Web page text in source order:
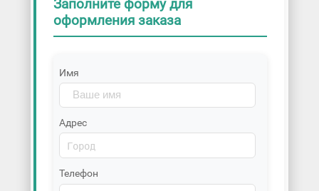
Заполните форму для
оформления заказа
Имя
Адрес
Телефон